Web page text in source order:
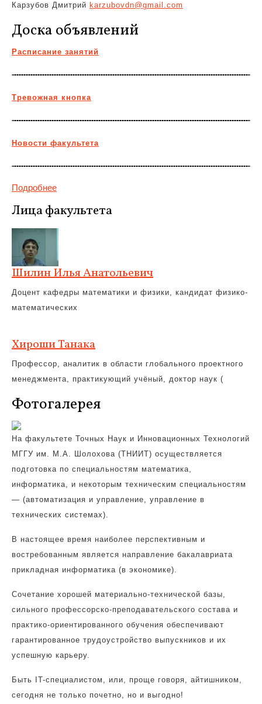
Карзубов Дмитрий karzubovdn@gmail.com
Доска объявлений
Расписание занятий
Тревожная кнопка
Новости факультета
Подробнее
Лица факультета
Шилин Илья Анатольевич
Доцент кафедры математики и физики, кандидат физико-
математических
Хироши Танака
Профессор, аналитик в области глобального проектного
менеджмента, практикующий учёный, доктор наук (
Фотогалерея
На факультете Точных Наук и Инновационных Технологий
МГГУ им. М.А. Шолохова (ТНИИТ) осуществляется
подготовка по специальностям математика,
информатика, и некоторым техническим специальностям
— (автоматизация и управление, управление в
технических системах).
В настоящее время наиболее перспективным и
востребованным является направление бакалавриата
прикладная информатика (в экономике).
Сочетание хорошей материально-технической базы,
сильного профессорско-преподавательского состава и
практико-ориентированного обучения обеспечивают
гарантированное трудоустройство выпускников и их
успешную карьеру.
Быть IT-специалистом, или, проще говоря, айтишником,
сегодня не только почетно, но и выгодно!